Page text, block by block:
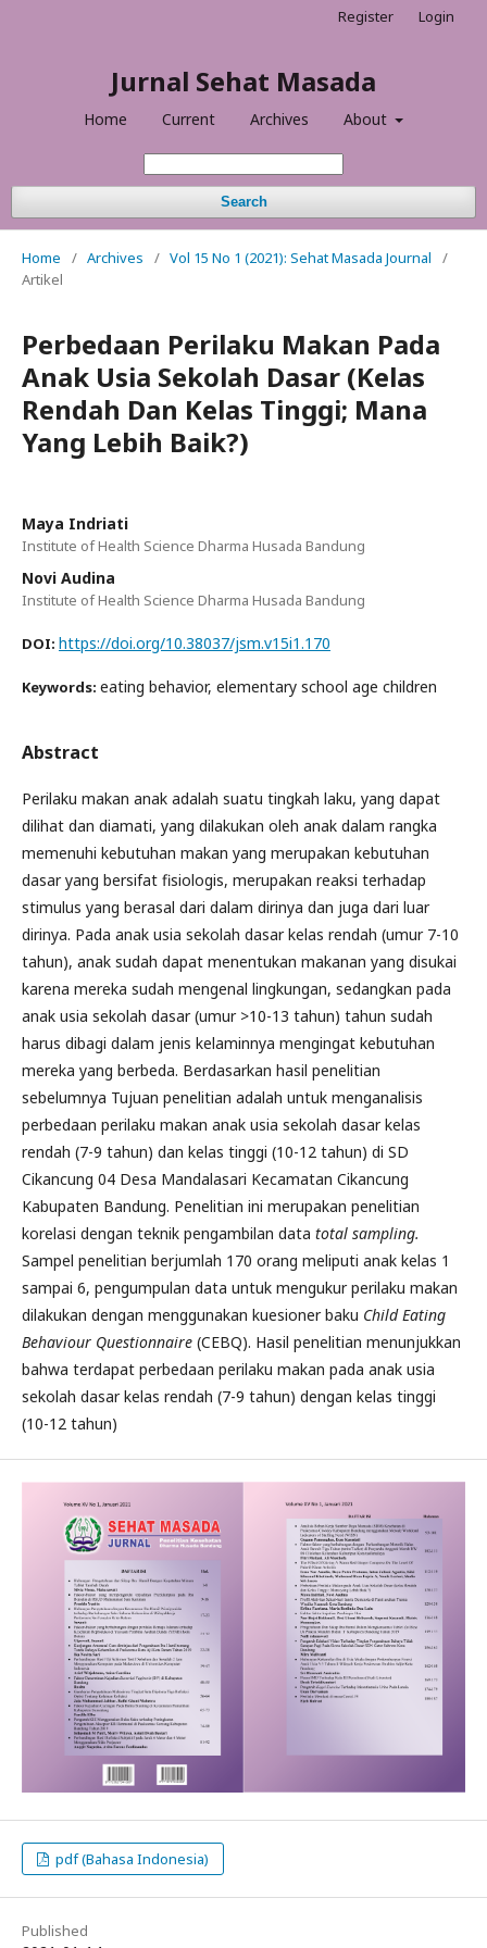
Jurnal Sehat Masada
Home Current Archives About
Search
Register Login
Home / Archives / Vol 15 No 1 (2021): Sehat Masada Journal
/
Artikel
Perbedaan Perilaku Makan Pada
Anak Usia Sekolah Dasar (Kelas
Rendah Dan Kelas Tinggi; Mana
Yang Lebih Baik?)
Maya Indriati
Institute of Health Science Dharma Husada Bandung
Novi Audina
Institute of Health Science Dharma Husada Bandung
DOI: https://doi.org/10.38037/jsm.v15i1.170
Keywords: eating behavior, elementary school age children
Abstract
Perilaku makan anak adalah suatu tingkah laku, yang dapat
dilihat dan diamati, yang dilakukan oleh anak dalam rangka
memenuhi kebutuhan makan yang merupakan kebutuhan
dasar yang bersifat fisiologis, merupakan reaksi terhadap
stimulus yang berasal dari dalam dirinya dan juga dari luar
dirinya. Pada anak usia sekolah dasar kelas rendah (umur 7-10
tahun), anak sudah dapat menentukan makanan yang disukai
karena mereka sudah mengenal lingkungan, sedangkan pada
anak usia sekolah dasar (umur >10-13 tahun) tahun sudah
harus dibagi dalam jenis kelaminnya mengingat kebutuhan
mereka yang berbeda. Berdasarkan hasil penelitian
sebelumnya Tujuan penelitian adalah untuk menganalisis
perbedaan perilaku makan anak usia sekolah dasar kelas
rendah (7-9 tahun) dan kelas tinggi (10-12 tahun) di SD
Cikancung 04 Desa Mandalasari Kecamatan Cikancung
Kabupaten Bandung. Penelitian ini merupakan penelitian
korelasi dengan teknik pengambilan data total sampling.
Sampel penelitian berjumlah 170 orang meliputi anak kelas 1
sampai 6, pengumpulan data untuk mengukur perilaku makan
dilakukan dengan menggunakan kuesioner baku Child Eating
Behaviour Questionnaire (CEBQ). Hasil penelitian menunjukkan
bahwa terdapat perbedaan perilaku makan pada anak usia
sekolah dasar kelas rendah (7-9 tahun) dengan kelas tinggi
(10-12 tahun)
pdf (Bahasa Indonesia)
Published